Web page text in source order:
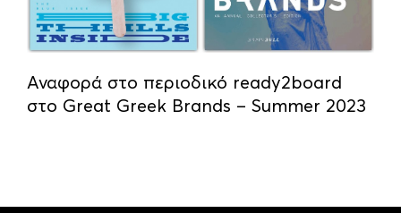
Αναφορά στο περιοδικό ready2board
στο Great Greek Brands – Summer 2023